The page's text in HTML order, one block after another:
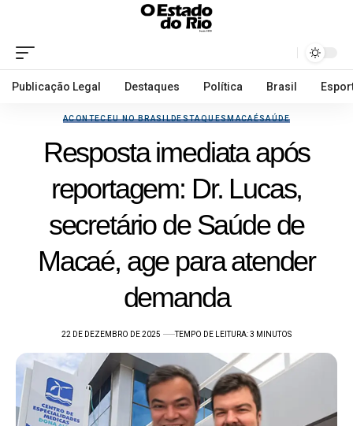
Publicação Legal Destaques Política Brasil
ACONTECEU NO BRASILDESTAQUESMACAÉSAÚDE
Resposta imediata após
reportagem: Dr. Lucas,
secretário de Saúde de
Macaé, age para atender
demanda
22 DE DEZEMBRO DE 2025 TEMPO DE LEITURA: 3 MINUTOS